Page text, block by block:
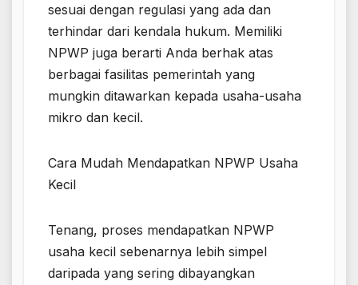
sesuai dengan regulasi yang ada dan
terhindar dari kendala hukum. Memiliki
NPWP juga berarti Anda berhak atas
berbagai fasilitas pemerintah yang
mungkin ditawarkan kepada usaha-usaha
mikro dan kecil.
Cara Mudah Mendapatkan NPWP Usaha
Kecil
Tenang, proses mendapatkan NPWP
usaha kecil sebenarnya lebih simpel
daripada yang sering dibayangkan